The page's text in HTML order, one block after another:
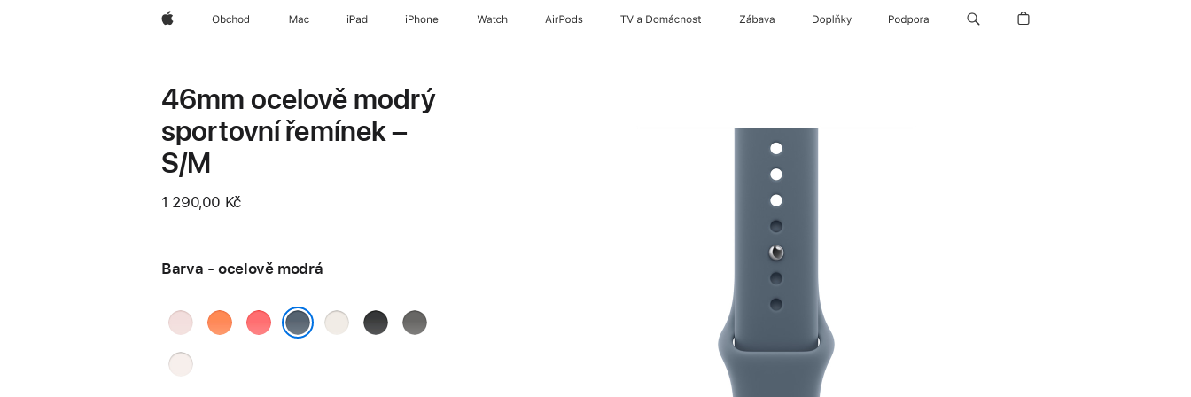
AppleObchod Mac iPad iPhone Watch AirPods TV a Domácnost Zábava Doplňky Podpora
46mm ocelově modrý
sportovní řemínek –
S/M
1 290,00 Kč
Barva - ocelově modrá
jemněmandarinková
guavově
růžová
hvězdněčerná skálově
světle